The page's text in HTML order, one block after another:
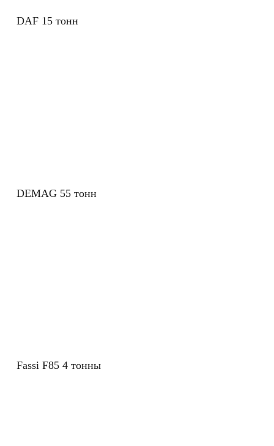
DAF 15 тонн
DEMAG 55 тонн
Fassi F85 4 тонны